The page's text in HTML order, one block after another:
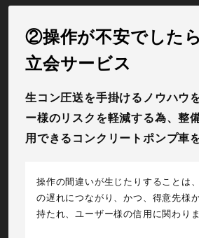
②操作が不安でした
立会サービス
生コン圧送を手掛けるノウハウ
ー様のリスクを軽減する為、整
用できるコンクリートポンプ車
操作の間違いが生じたりすることは
の遅れにつながり、かつ、得意先様
持たれ、ユーザー様の信用に関わりま